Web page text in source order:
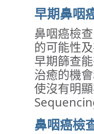
早期鼻咽
鼻咽癌檢
的可能性
早期篩查
治癒的機
使沒有明
鼻咽癌檢